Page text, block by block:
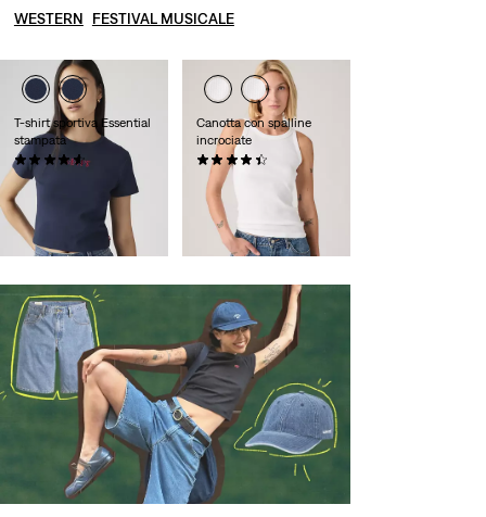
T-shirt sportiva Essential
stampata
(0)
Sale
Price
is
CHF 22.50
Price
was
CHF 44.90
Sconto del 28%sul
prezzo più basso in
30 giorni (CHF 31.40)
Canotta con spalline
incrociate
CHF 34.90
WESTERN
FESTIVAL MUSICALE